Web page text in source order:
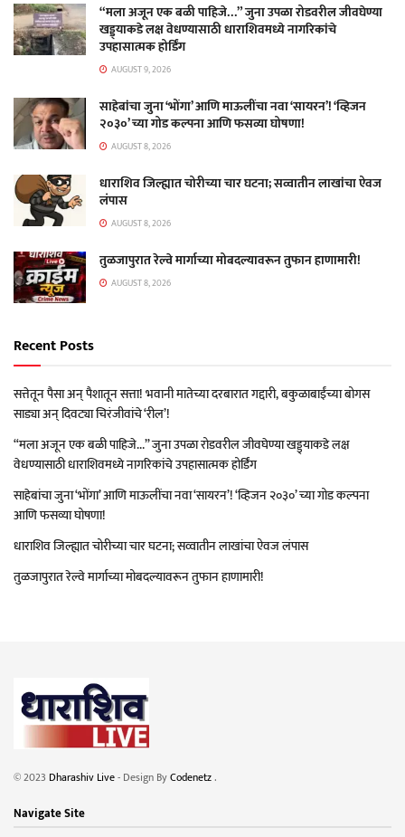
“मला अजून एक बळी पाहिजे…” जुना उपळा रोडवरील जीवघेण्या
खड्ड्याकडे लक्ष वेधण्यासाठी धाराशिवमध्ये नागरिकांचे
उपहासात्मक होर्डिंग
AUGUST 9, 2026
साहेबांचा जुना ‘भोंगा’ आणि माऊलींचा नवा ‘सायरन’! ‘व्हिजन
२०३०’ च्या गोड कल्पना आणि फसव्या घोषणा!
AUGUST 8, 2026
धाराशिव जिल्ह्यात चोरीच्या चार घटना; सव्वातीन लाखांचा ऐवज
लंपास
AUGUST 8, 2026
तुळजापुरात रेल्वे मार्गाच्या मोबदल्यावरून तुफान हाणामारी!
AUGUST 8, 2026
Recent Posts
सत्तेतून पैसा अन् पैशातून सत्ता! भवानी मातेच्या दरबारात गद्दारी, बकुळाबाईंच्या बोगस
साड्या अन् दिवट्या चिरंजीवांचे ‘रील’!
“मला अजून एक बळी पाहिजे…” जुना उपळा रोडवरील जीवघेण्या खड्ड्याकडे लक्ष
वेधण्यासाठी धाराशिवमध्ये नागरिकांचे उपहासात्मक होर्डिंग
साहेबांचा जुना ‘भोंगा’ आणि माऊलींचा नवा ‘सायरन’! ‘व्हिजन २०३०’ च्या गोड कल्पना
आणि फसव्या घोषणा!
धाराशिव जिल्ह्यात चोरीच्या चार घटना; सव्वातीन लाखांचा ऐवज लंपास
तुळजापुरात रेल्वे मार्गाच्या मोबदल्यावरून तुफान हाणामारी!
© 2023 Dharashiv Live- Design ByCodenetz.
Navigate Site